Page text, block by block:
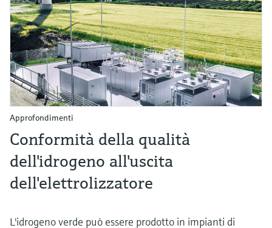
Approfondimenti
Conformità della qualità
dell'idrogeno all'uscita
dell'elettrolizzatore
L'idrogeno verde può essere prodotto in impianti di